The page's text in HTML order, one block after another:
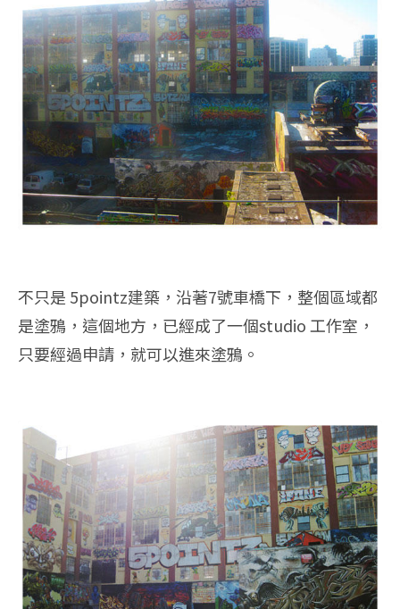
不只是 5pointz建築，沿著7號車橋下，整個區域都
是塗鴉，這個地方，已經成了一個studio 工作室，
只要經過申請，就可以進來塗鴉。